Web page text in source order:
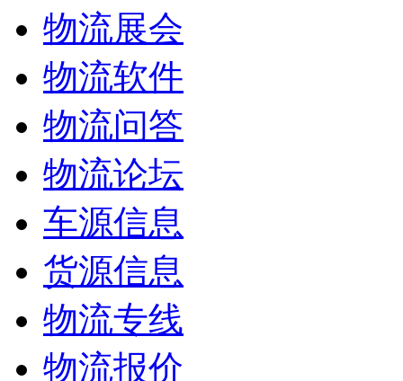
物流展会
物流软件
物流问答
物流论坛
车源信息
货源信息
物流专线
物流报价